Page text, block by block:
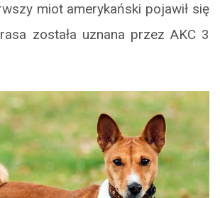
miot amerykański pojawił się
została uznana przez AKC 3